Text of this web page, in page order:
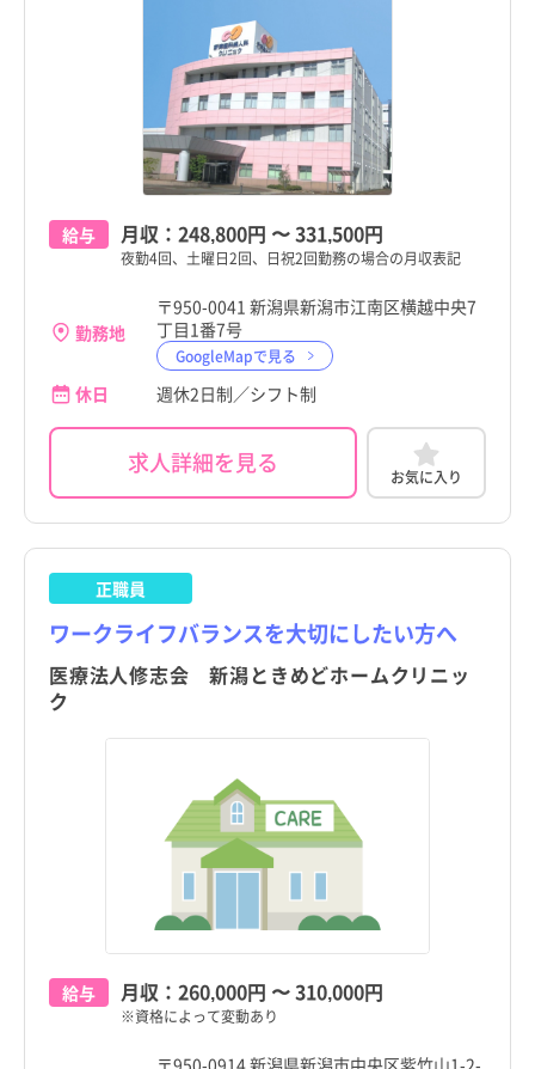
給与 月収： 248,800円 〜331,500円
夜勤4回、土曜日2回、日祝2回勤務の場合の月収表記
勤務地
〒950-0041 新潟県新潟市江南区横越中央7
丁目1番7号
GoogleMapで見る
休日 週休2日制／シフト制
求人詳細を見る お気に入り
正職員
ワークライフバランスを大切にしたい方へ
医療法人修志会 新潟ときめどホームクリニッ
ク
給与 月収： 260,000円 〜310,000円
※資格によって変動あり